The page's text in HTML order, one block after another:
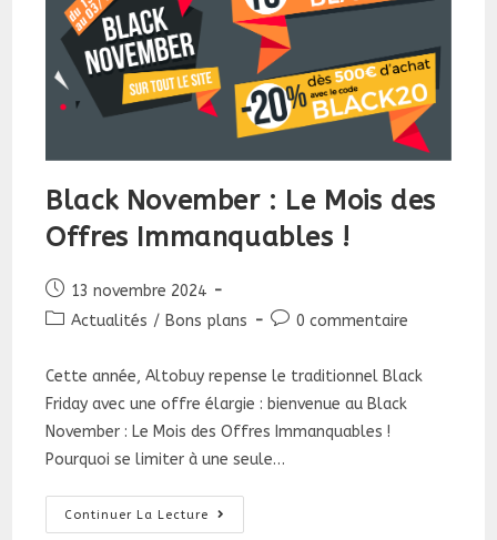
Black November : Le Mois des
Offres Immanquables !
Publication
publiée :
13 novembre 2024
PostActualités / Bons plans
Commentaires
la
0 commentaire
Cette année, Altobuy repense le traditionnel Black
Friday avec une offre élargie : bienvenue au Black
November : Le Mois des Offres Immanquables !
Pourquoi se limiter à une seule…
Continuer La Lecture
Black
November